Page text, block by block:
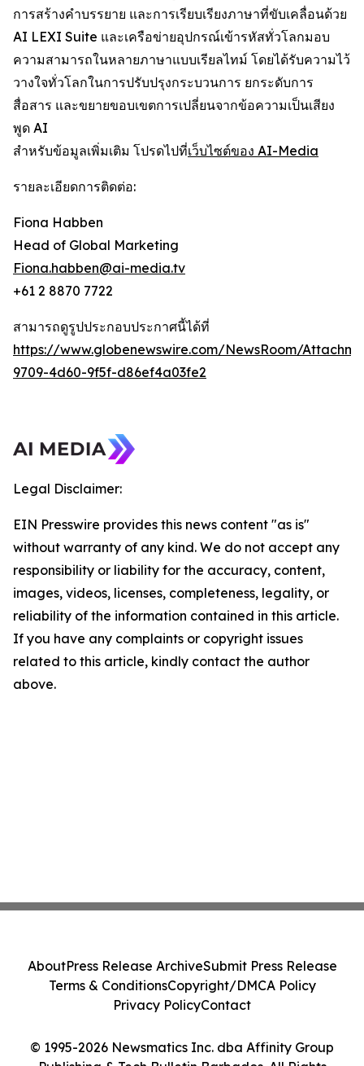
การสร้างคำบรรยาย และการเรียบเรียงภาษาที่ขับเคลื่อนด้วย
AI LEXI Suite และเครือข่ายอุปกรณ์เข้ารหัสทั่วโลกมอบ
ความสามารถในหลายภาษาแบบเรียลไทม์ โดยได้รับความไว้
วางใจทั่วโลกในการปรับปรุงกระบวนการ ยกระดับการ
สื่อสาร และขยายขอบเขตการเปลี่ยนจากข้อความเป็นเสียง
พูด AI
สำหรับข้อมูลเพิ่มเติม โปรดไปที่เว็บไซต์ของ AI-Media
รายละเอียดการติดต่อ:
Fiona Habben
Head of Global Marketing
Fiona.habben@ai-media.tv
+61 2 8870 7722
สามารถดูรูปประกอบประกาศนี้ได้ที่
https://www.globenewswire.com/NewsRoom/
9709-4d60-9f5f-d86ef4a03fe2
Legal Disclaimer:
EIN Presswire provides this news content "as is"
without warranty of any kind. We do not accept any
responsibility or liability for the accuracy, content,
images, videos, licenses, completeness, legality, or
reliability of the information contained in this article.
If you have any complaints or copyright issues
related to this article, kindly contact the author
above.
© 1995-2026 Newsmatics Inc. dba Affinity Group
AboutPress Release ArchiveSubmit Press Release
Terms & ConditionsCopyright/DMCA Policy
Privacy PolicyContact